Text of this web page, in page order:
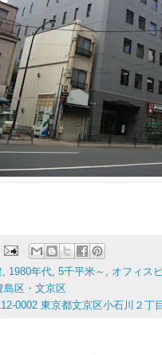
1980年代 5千平米～
オフィス
島区・文京区
0002 東京都文京区小石川２丁